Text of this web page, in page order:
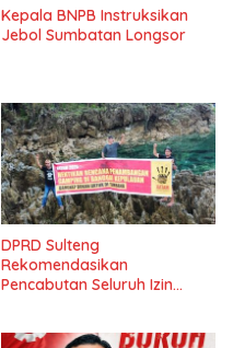
Kepala BNPB Instruksikan
Jebol Sumbatan Longsor
DPRD Sulteng
Rekomendasikan
Pencabutan Seluruh Izin